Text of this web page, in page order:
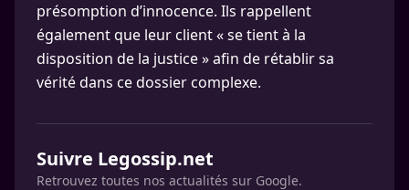
présomption d’innocence. Ils rappellent
également que leur client « se tient à la
disposition de la justice » afin de rétablir sa
vérité dans ce dossier complexe.
Suivre Legossip.net
Retrouvez toutes nos actualités sur Google.